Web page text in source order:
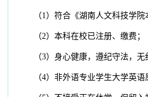
（1）符合《湖南人文科技学
（2）本科在校已注册、缴费；
（3）身心健康，遵纪守法，
（4）非外语专业学生大学英